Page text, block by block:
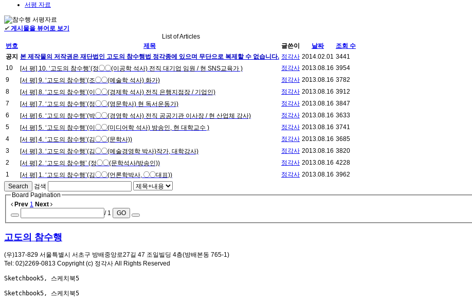
서평 자료
✔ 게시물을 뷰어로 보기
List of Articles
번호
제목 글쓴이 날짜
조회 수
공지
본 제작물의 저작권은 재단법인 고도의 참수행법 정각종에 있으며 무단으로 복제할 수 없습니다. 정각사 2014.02.01 3441
10
[서 평] 10. ‘고도의 참수행’(정◯◯(이공학 석사) 전직 대기업 임원 / 현 SNS교육가 ) 정각사 2013.08.16 3954
9
[서 평] 9. ‘고도의 참수행’(조◯◯(예술학 석사) 화가) 정각사 2013.08.16 3782
8
[서 평] 8. ‘고도의 참수행’(이◯◯(경제학 석사) 전직 은행지점장 / 기업인) 정각사 2013.08.16 3912
7
[서 평] 7. ‘고도의 참수행’(정◯◯(영문학사) 현 독서운동가) 정각사 2013.08.16 3847
6
[서 평] 6. ‘고도의 참수행’(박◯◯(경영학 석사) 전직 공공기관 이사장 / 현 산업체 강사) 정각사 2013.08.16 3633
5
[서 평] 5. ‘고도의 참수행’(이◯◯(미디어학 석사) 방송인, 현 대학교수 ) 정각사 2013.08.16 3741
4
[서 평] 4. ‘고도의 참수행’(김◯◯(문학사)) 정각사 2013.08.16 3685
3
[서 평] 3. ‘고도의 참수행’(김◯◯(예술경영학 박사)작가, 대학강사) 정각사 2013.08.16 3820
2
[서 평] 2. ‘고도의 참수행’ (정◯◯(문학석사/방송인)) 정각사 2013.08.16 4228
1
[서 평] 1. ‘고도의 참수행’(김◯◯(언론학박사, ◯◯대표)) 정각사 2013.08.16 3962
Search
검색
Board Pagination
Prev 1 Next
/ 1
GO
고도의 참수행
(우)137-829 서울특별시 서초구 방배중앙로27길 47 조일빌딩 4층(방배본동 765-1)
Tel: 02)2269-0813 Copyright (c) 정각사 All Rights Reserved
Sketchbook5, 스케치북5
Sketchbook5, 스케치북5